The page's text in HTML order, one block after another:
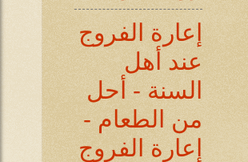
إعارة الفروج
عند أهل
السنة - أحل
من الطعام -
إعارة الفروج